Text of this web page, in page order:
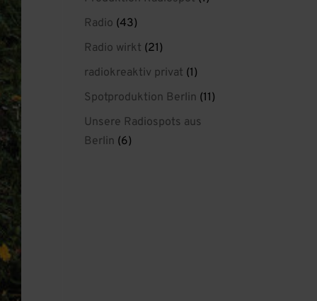
Radio (43)
Radio wirkt (21)
radiokreaktiv privat (1)
Spotproduktion Berlin (11)
Unsere Radiospots aus
Berlin (6)